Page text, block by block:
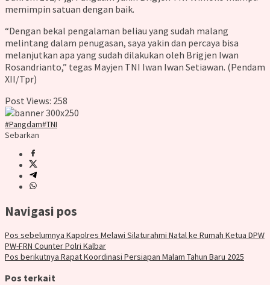
memimpin satuan dengan baik.
“Dengan bekal pengalaman beliau yang sudah malang
melintang dalam penugasan, saya yakin dan percaya bisa
melanjutkan apa yang sudah dilakukan oleh Brigjen Iwan
Rosandrianto,” tegas Mayjen TNI Iwan Iwan Setiawan. (Pendam
XII/Tpr)
Post Views: 258
#Pangdam#TNI
Sebarkan
Navigasi pos
Pos sebelumnya Kapolres Melawi Silaturahmi Natal ke Rumah Ketua DPW
PW-FRN Counter Polri Kalbar
Pos berikutnya Rapat Koordinasi Persiapan Malam Tahun Baru 2025
Pos terkait